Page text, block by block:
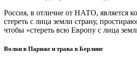
Россия, в отличие от НАТО, является
стереть с лица земли страну,
чтобы «стереть всю Европу с лица
Волки в Париже и трава в Берлине